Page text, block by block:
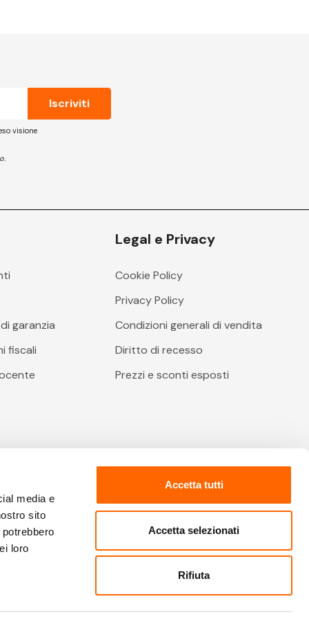
media e
sito
loro
Accetta tutti
Accetta selezionati
Rifiuta
visione
garanzia
fiscali
Legal e Privacy
Cookie Policy
Privacy Policy
Condizioni generali di vendita
Diritto di recesso
Prezzi e sconti esposti
Imprese: 02067480612 - Cap. Soc.: € 2.400.000 €
riservati | Info e condizioni soggette a variazioni